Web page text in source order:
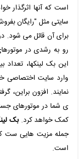
است که آنها اثرگذار
سایتی مثل "رایگان
برای آن قائل می شود.
رو به رشدی در
این بک لینکها، تعداد
وارد سایت اختصاصی
نمایند. افزون براین،
ی شما در موتورهای
کمک خواهد کرد.بک
جمله مزیت هایی ست که
است.